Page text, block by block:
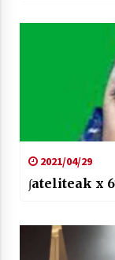
2021/04/29
∫ateliteak x